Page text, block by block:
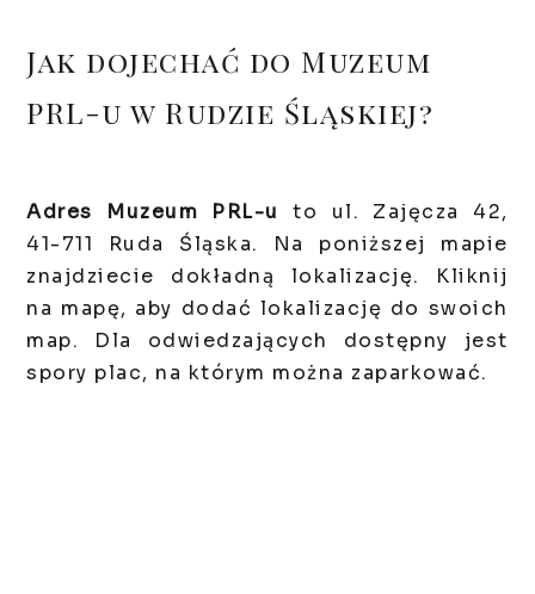
Jak dojechać do Muzeum
PRL-u w Rudzie Śląskiej?
Adres Muzeum PRL-u
to ul. Zajęcza 42,
41-711 Ruda Śląska. Na poniższej mapie
znajdziecie dokładną lokalizację. Kliknij
na mapę, aby dodać lokalizację do swoich
map. Dla odwiedzających dostępny jest
spory plac, na którym można zaparkować.